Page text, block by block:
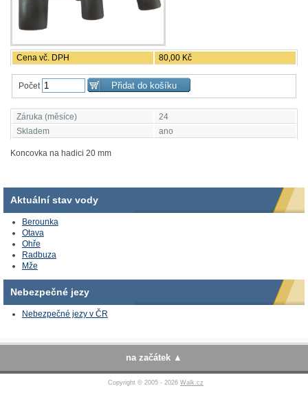
Cena vč. DPH 80,00 Kč
Počet
Záruka (měsíce)
24
Skladem
ano
Koncovka na hadici 20 mm
Aktuální stav vody
Berounka
Otava
Ohře
Radbuza
Mže
Nebezpečné jezy
Nebezpečné jezy v ČR
na začátek
Copyright © 2005 - 2026 Walk.cz